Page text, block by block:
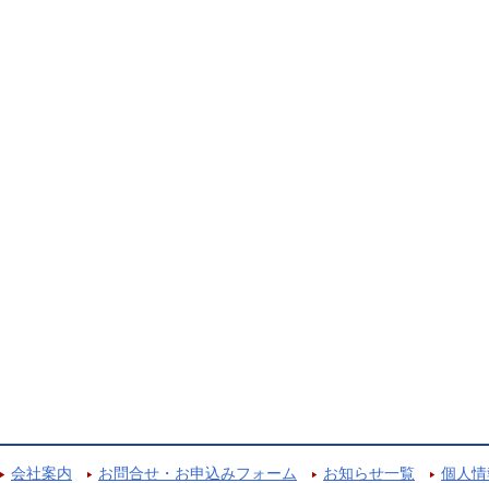
会社案内 お問合せ・お申込みフォーム お知らせ一覧 個人